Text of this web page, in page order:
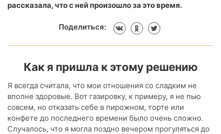
рассказала, что с ней произошло за это время.
Поделиться:
Как я пришла к этому решению
Я всегда считала, что мои отношения со сладким не
вполне здоровые. Вот газировку, к примеру, я не пью
совсем, но отказать себе в пирожном, торте или
конфете до последнего времени было очень сложно.
Случалось, что я могла поздно вечером прогуляться до